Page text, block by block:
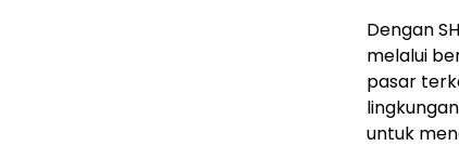
Dengan
melalui
pasar
untuk